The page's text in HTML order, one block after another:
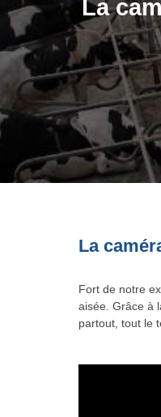
La
La
Fort de notre
aisée. Grâce à
partout, tout le